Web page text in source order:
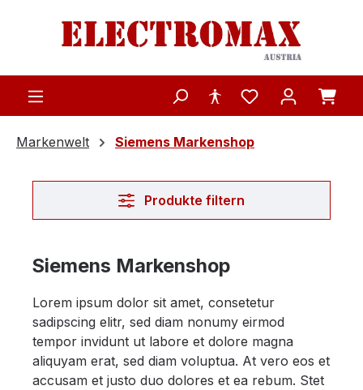
Zum Hauptinhalt springen
Markenwelt Siemens Markenshop
Produkte filtern
Siemens Markenshop
Lorem ipsum dolor sit amet, consetetur
sadipscing elitr, sed diam nonumy eirmod
tempor invidunt ut labore et dolore magna
aliquyam erat, sed diam voluptua. At vero eos et
accusam et justo duo dolores et ea rebum. Stet